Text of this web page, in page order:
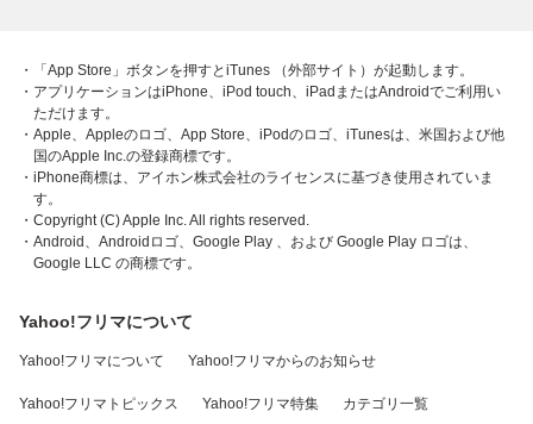
・「App Store」ボタンを押すとiTunes （外部サイト）が起動します。
・アプリケーションはiPhone、iPod touch、iPadまたはAndroidでご利用い
ただけます。
・Apple、Appleのロゴ、App Store、iPodのロゴ、iTunesは、米国および他
国のApple Inc.の登録商標です。
・iPhone商標は、アイホン株式会社のライセンスに基づき使用されていま
す。
・Copyright (C) Apple Inc. All rights reserved.
・Android、Androidロゴ、Google Play 、および Google Play ロゴは、
Google LLC の商標です。
Yahoo!フリマについて
Yahoo!フリマについて Yahoo!フリマからのお知らせ
Yahoo!フリマトピックス Yahoo!フリマ特集 カテゴリ一覧